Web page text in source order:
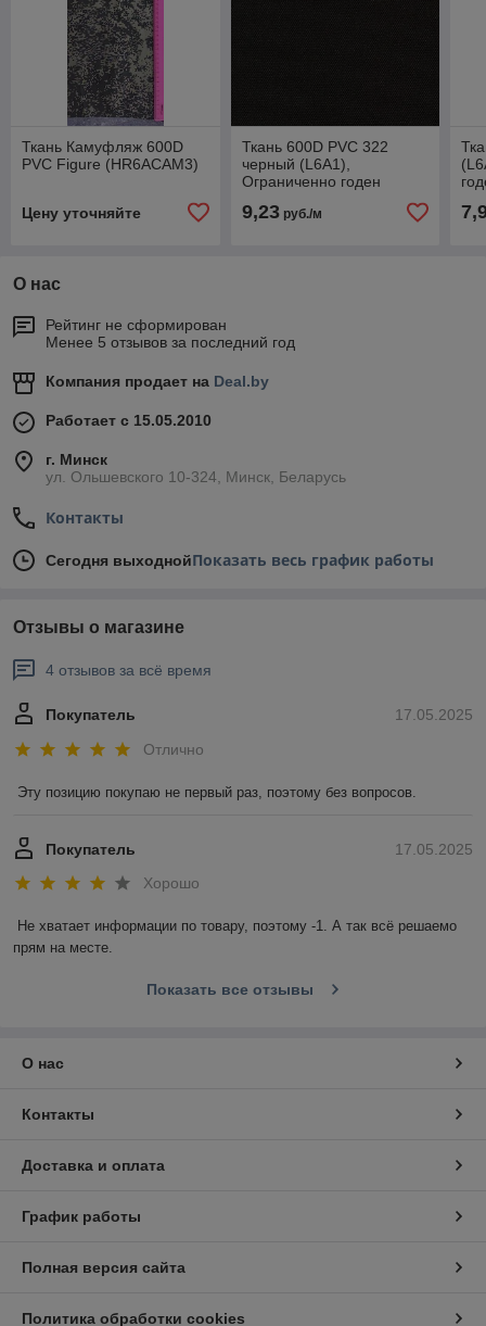
Ткань Камуфляж 600D
PVC Figure (HR6ACAM3)
Цену уточняйте
Ткань 600D PVC 322
черный (L6A1),
Ограниченно годен
9,23руб./м
О нас
Рейтинг не сформирован
Менее 5 отзывов за последний год
Компания продает на Deal.by
Работает с 15.05.2010
г. Минск
ул. Ольшевского 10-324, Минск, Беларусь
Контакты
Сегодня выходнойПоказать весь график работы
Отзывы о магазине
4 отзывов за всё время
17.05.2025
Покупатель
Отлично
Эту позицию покупаю не первый раз, поэтому без вопросов.
17.05.2025
Покупатель
Хорошо
Не хватает информации по товару, поэтому -1. А так всё решаемо
прям на месте.
Показать все отзывы
О нас
Контакты
Доставка и оплата
График работы
Полная версия сайта
Политика обработки cookies